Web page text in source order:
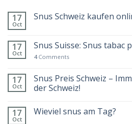
17
Oct
Snus Schweiz kaufen
17
Oct
Snus Suisse: Snus tabac
4Comments
17
Oct
Snus Preis Schweiz –
der Schweiz!
17
Oct
Wieviel snus am Tag?